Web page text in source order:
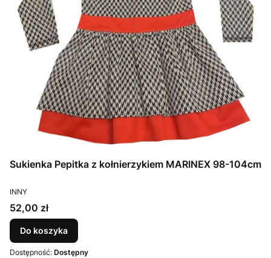
Sukienka Pepitka z kołnierzykiem MARINEX 98-104cm
PRODUCENT
INNY
Cena
52,00 zł
Do koszyka
Dostępność: Dostępny